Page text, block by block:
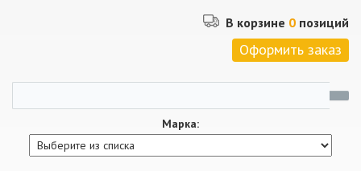
В корзине 0 позиций
Оформить заказ
Марка: